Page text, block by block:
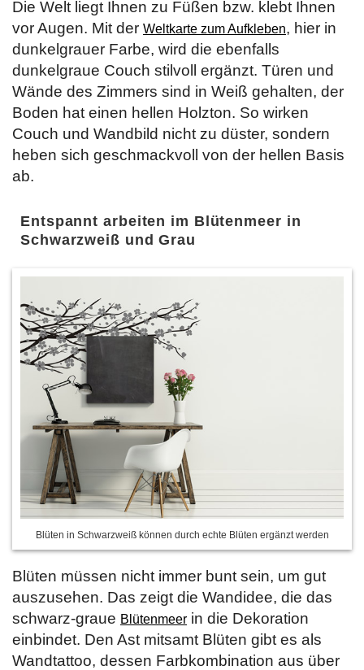
Die Welt liegt Ihnen zu Füßen bzw. klebt Ihnen
vor Augen. Mit der Weltkarte zum Aufkleben, hier in
dunkelgrauer Farbe, wird die ebenfalls
dunkelgraue Couch stilvoll ergänzt. Türen und
Wände des Zimmers sind in Weiß gehalten, der
Boden hat einen hellen Holzton. So wirken
Couch und Wandbild nicht zu düster, sondern
heben sich geschmackvoll von der hellen Basis
ab.
Entspannt arbeiten im Blütenmeer in
Schwarzweiß und Grau
Blüten in Schwarzweiß können durch echte Blüten ergänzt werden
Blüten müssen nicht immer bunt sein, um gut
auszusehen. Das zeigt die Wandidee, die das
schwarz-graue Blütenmeer in die Dekoration
einbindet. Den Ast mitsamt Blüten gibt es als
Wandtattoo, dessen Farbkombination aus über